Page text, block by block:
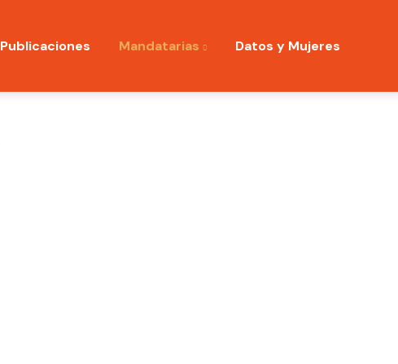
Publicaciones Mandatarias Datos y Mujeres